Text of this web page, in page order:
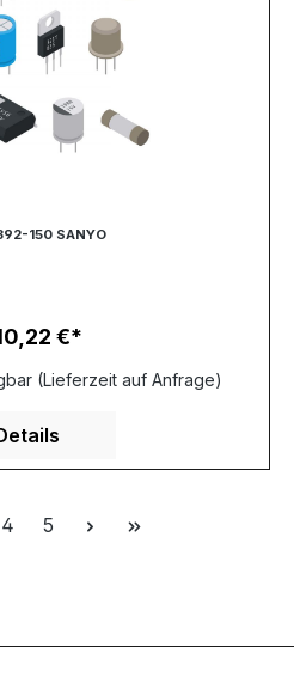
150 SANYO
Preis:
€
(Lieferzeit auf Anfrage)
Seite
4 Seite
5